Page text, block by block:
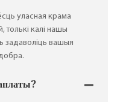
уласная крама
толькі калі нашы
задаволіць вашыя